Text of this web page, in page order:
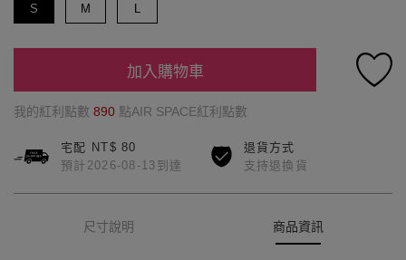
S M L
加入購物車
我的紅利點數 890 點AIR SPACE紅利點數
宅配 NT$ 80
預計2026-08-13到達
退貨方式
支持退換貨
尺寸說明 商品資訊